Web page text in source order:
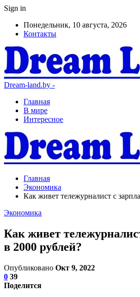
Sign in
Понедельник, 10 августа, 2026
Контакты
Dream-land.by -
Главная
В мире
Интересное
Главная
Экономика
Как живет тележурналист с
Экономика
Как живет
в 2000 рублей?
Опубликовано Окт 9, 2022
0 39
Поделится